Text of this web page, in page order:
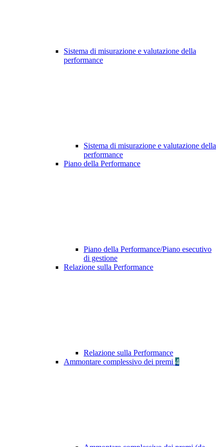
Sistema di misurazione e valutazione della
performance
Sistema di misurazione e valutazione della
performance
Piano della Performance
Piano della Performance/Piano esecutivo
di gestione
Relazione sulla Performance
Relazione sulla Performance
Ammontare complessivo dei premi 4